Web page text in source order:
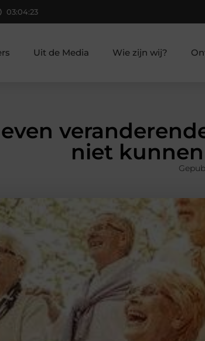
03:04:25
Uit de Media Wie zijn wij?
niet